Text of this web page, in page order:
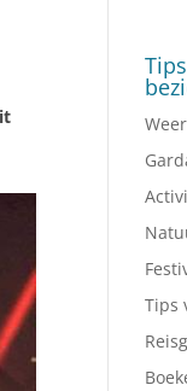
Weer
Tips